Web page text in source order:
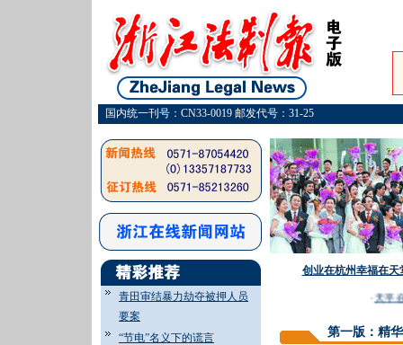
国内统一刊号：CN33-0019 邮发代号：31-25
青田审结暴力劫夺被押人员
要案
“节电”名义下的谎言
创业在杭州幸福在天
天平在
第一版：精